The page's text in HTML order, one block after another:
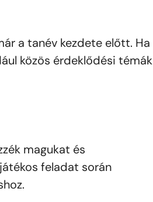
a tanév kezdete előtt. Ha
közös érdeklődési témák
magukat és
feladat során